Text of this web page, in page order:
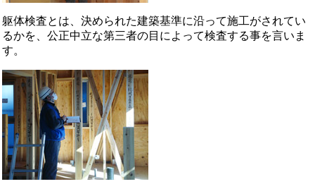
躯体検査とは、決められた建築基準に沿って施工がされてい
るかを、公正中立な第三者の目によって検査する事を言いま
す。